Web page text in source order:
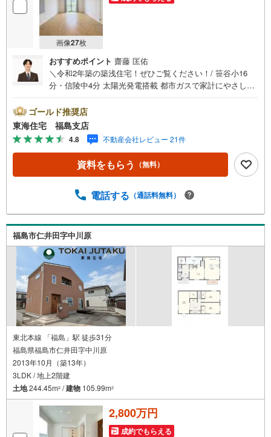
画像27枚
おすすめポイント 齋藤 匡佑
＼令和2年築の築浅住宅！ぜひご覧ください！/ 笹谷小16
分・信陵中4分 太陽光発電搭載 都市ガスで家計にやさしい
安心の住まい 全室収納付き※居住中のためご見学をご希望
の方は事前にご連絡ください。※CG加工により家具・小物
を削除しております。実際の状態と異なり、傷や汚れがあ
る場合がございますので現地にてご確認ください。 福島で
31年の地域密着不動産会社です！Google口コミでも 4.7の
高評価をいただいています！実際のお客様の声も、ぜひ参
す！/「通るかな…？」と不安な段階でも大丈夫です。自己
れも大歓迎です！店内にはキッズスペースをご用意してお
ります。おむつ替えやミルクのお湯なども対応可能です。
泣いてしまっても大丈夫ですので、安心してご来店くださ
いね。
ゴールド推奨店
東海住宅 福島支店
4.8 不動産会社レビュー 21件
資料をもらう （無料）
電話する （通話料無料）
福島市仁井田字中川原
東北本線 「福島」駅 徒歩31分
福島県福島市仁井田字中川原
2013年10月（築13年）
3LDK / 地上2階建
土地244.45m2 /建物 105.99m2
2,800万円
成約でもらえる